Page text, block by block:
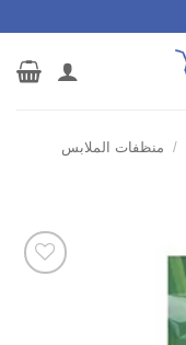
/ منظفات الملابس